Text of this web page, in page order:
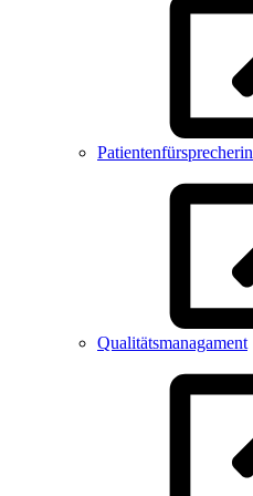
Patientenfürsprecherin
Qualitätsmanagament